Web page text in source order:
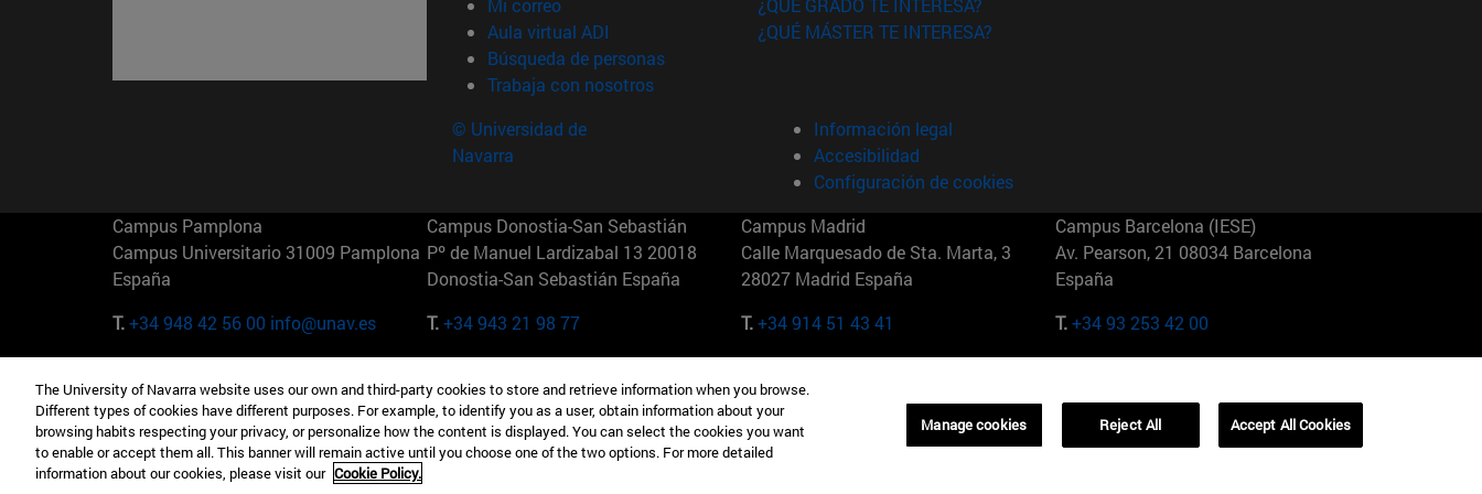
Mi correo
Aula virtual ADI (abre en nueva ventana)
Búsqueda de personas(abre en nueva ventana)
Trabaja con nosotros(abre en nueva ventana)
¿QUÉ GRADO TE INTERESA?
¿QUÉ MÁSTER TE INTERESA?
© Universidad de
Navarra
Información legal
Accesibilidad
Configuración de cookies
Campus Pamplona
Campus Universitario 31009 Pamplona
España
T.+34 948 42 56 00 info@unav.es
Campus Donostia-San Sebastián
Pº de Manuel Lardizabal 13 20018
Donostia-San Sebastián España
T.+34 943 21 98 77
Campus Madrid
Calle Marquesado de Sta. Marta, 3
28027 Madrid España
T.+34 914 51 43 41
Campus Barcelona (IESE)
Av. Pearson, 21 08034 Barcelona
España
T.+34 93 253 42 00
Camino del Cerro Águila 3 28023
Madrid España
T.+34 912 11 30 00
165 W 57th St 10019-2201 Nueva York
EE.UU
T.+1 646 346 8850
Maria-Theresia-Straße 15 81675
Múnich Alemania
T.+49 89 24209790
01321001 Bela Vista Brasil
The University of Navarra website uses our own and third-party cookies to store and retrieve information when you browse.
Different types of cookies have different purposes. For example, to identify you as a user, obtain information about your
browsing habits respecting your privacy, or personalize how the content is displayed. You can select the cookies you want
to enable or accept them all. This banner will remain active until you choose one of the two options. For more detailed
information about our cookies, please visit our Cookie Policy.
Manage cookies Reject All Accept All Cookies